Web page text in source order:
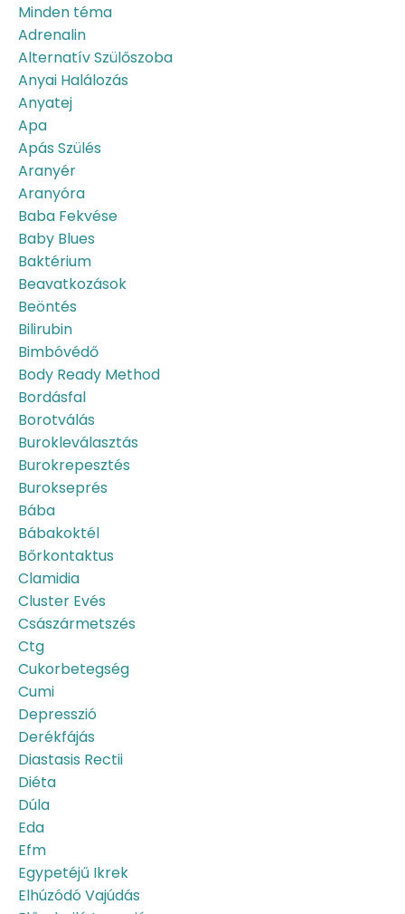
Minden téma
Adrenalin
Alternatív Szülőszoba
Anyai Halálozás
Anyatej
Apa
Apás Szülés
Aranyér
Aranyóra
Baba Fekvése
Baby Blues
Baktérium
Beavatkozások
Beöntés
Bilirubin
Bimbóvédő
Body Ready Method
Bordásfal
Borotválás
Burokleválasztás
Burokrepesztés
Burokseprés
Bába
Bábakoktél
Bőrkontaktus
Clamidia
Cluster Evés
Császármetszés
Ctg
Cukorbetegség
Cumi
Depresszió
Derékfájás
Diastasis Rectii
Diéta
Dúla
Eda
Efm
Egypetéjű Ikrek
Elhúzódó Vajúdás